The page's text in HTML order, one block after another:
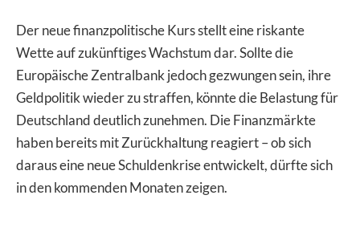
Der neue finanzpolitische Kurs stellt eine riskante
Wette auf zukünftiges Wachstum dar. Sollte die
Europäische Zentralbank jedoch gezwungen sein, ihre
Geldpolitik wieder zu straffen, könnte die Belastung für
Deutschland deutlich zunehmen. Die Finanzmärkte
haben bereits mit Zurückhaltung reagiert – ob sich
daraus eine neue Schuldenkrise entwickelt, dürfte sich
in den kommenden Monaten zeigen.